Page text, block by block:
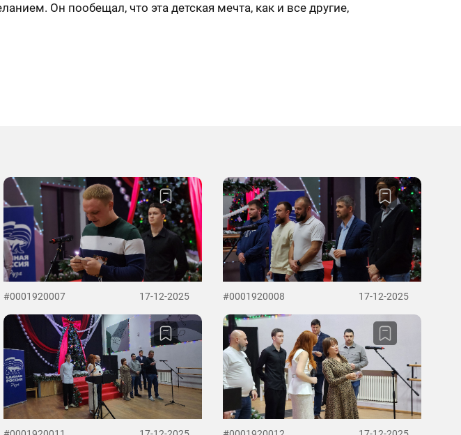
Он пообещал, что эта детская мечта, как и все другие,
#0001920007 17-12-2025 #0001920008 17-12-2025